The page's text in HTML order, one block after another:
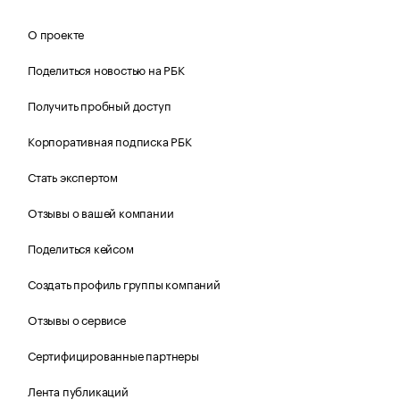
О проекте
Поделиться новостью на РБК
Получить пробный доступ
Корпоративная подписка РБК
Стать экспертом
Отзывы о вашей компании
Поделиться кейсом
Создать профиль группы компаний
Отзывы о сервисе
Сертифицированные партнеры
Лента публикаций